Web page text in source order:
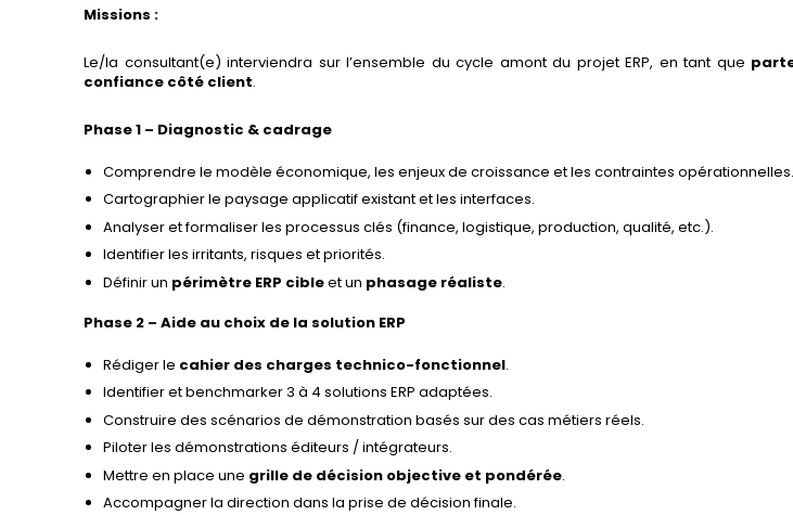
Missions :
Le/la consultant(e) interviendra sur l’ensemble du cycle amont du projet ERP, en tant que
confiance côté client.
Phase 1 – Diagnostic & cadrage
Comprendre le modèle économique, les enjeux de croissance et les contraintes opérationnelles.
Cartographier le paysage applicatif existant et les interfaces.
Analyser et formaliser les processus clés (finance, logistique, production, qualité, etc.).
Identifier les irritants, risques et priorités.
Définir un périmètre ERP cibleet un phasage réaliste.
Phase 2 – Aide au choix de la solution ERP
Rédiger le cahier des charges technico-fonctionnel.
Identifier et benchmarker 3 à 4 solutions ERP adaptées.
Construire des scénarios de démonstration basés sur des cas métiers réels.
Piloter les démonstrations éditeurs / intégrateurs.
Mettre en place une grille de décision objective et pondérée.
Accompagner la direction dans la prise de décision finale.